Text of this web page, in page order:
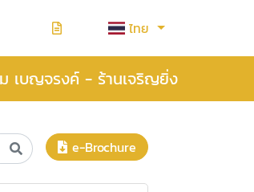
ไทย
เบญจรงค์ - ร้านเจริญยิ่ง
e-Brochure